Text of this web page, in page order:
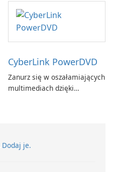
CyberLink PowerDVD
Zanurz się w oszałamiających
multimediach dzięki
Dodaj je.